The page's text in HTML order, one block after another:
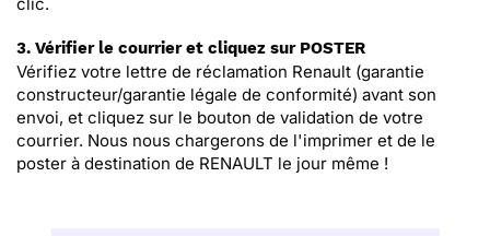
3. Vérifier le courrier et cliquez sur POSTER
Vérifiez votre lettre de réclamation Renault (garantie
constructeur/garantie légale de conformité) avant son
envoi, et cliquez sur le bouton de validation de votre
courrier. Nous nous chargerons de l'imprimer et de le
poster à destination de RENAULT le jour même !